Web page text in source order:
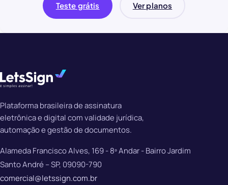
Teste grátis Ver planos
Plataforma brasileira de assinatura
eletrônica e digital com validade jurídica,
automação e gestão de documentos.
Alameda Francisco Alves, 169 - 8º Andar - Bairro Jardim
Santo André – SP, 09090-790
comercial@letssign.com.br